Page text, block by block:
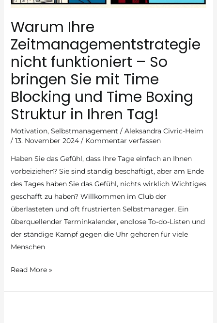
Warum Ihre
Zeitmanagementstrategie
nicht funktioniert – So
bringen Sie mit Time
Blocking und Time Boxing
Struktur in Ihren Tag!
Motivation, Selbstmanagement / Aleksandra Civric-Heim
/ 13. November 2024 / Kommentar verfassen
Haben Sie das Gefühl, dass Ihre Tage einfach an Ihnen
vorbeiziehen? Sie sind ständig beschäftigt, aber am Ende
des Tages haben Sie das Gefühl, nichts wirklich Wichtiges
geschafft zu haben? Willkommen im Club der
überlasteten und oft frustrierten Selbstmanager. Ein
überquellender Terminkalender, endlose To-do-Listen und
der ständige Kampf gegen die Uhr gehören für viele
Menschen
Warum
Zeitmanagementstrategie
Read More »